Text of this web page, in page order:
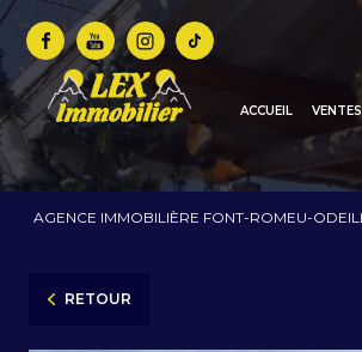
ACCUEIL VENTES
AGENCE IMMOBILIÈRE FONT-ROMEU-
RETOUR